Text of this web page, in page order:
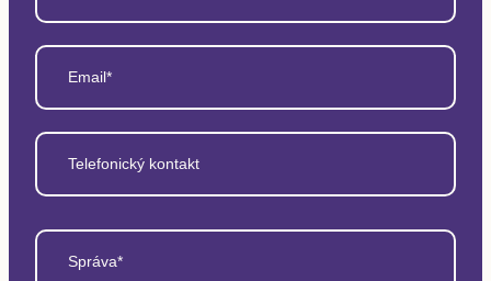
Email*
Telefonický kontakt
Správa*